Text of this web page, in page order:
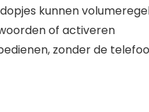
kunnen
of activeren
zonder de